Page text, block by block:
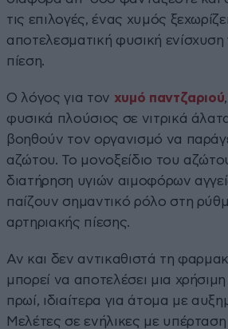
τις επιλογές, ένας χυμός
αποτελεσματική φυσική ενίσχυση
πίεση.
Ο λόγος για τον χυμό παντζαριού
φυσικά πλούσιος σε νιτρικά
βοηθούν τον οργανισμό να
αζώτου. Το μονοξείδιο του
διατήρηση υγιών αιμοφόρων
παίζουν σημαντικό ρόλο στη
αρτηριακής πίεσης.
Αν και δεν αντικαθιστά τη
μπορεί να αποτελέσει μια χρήσιμη
πρωί, ιδιαίτερα για άτομα με
Μελέτες σε ενήλικες με υπέρταση